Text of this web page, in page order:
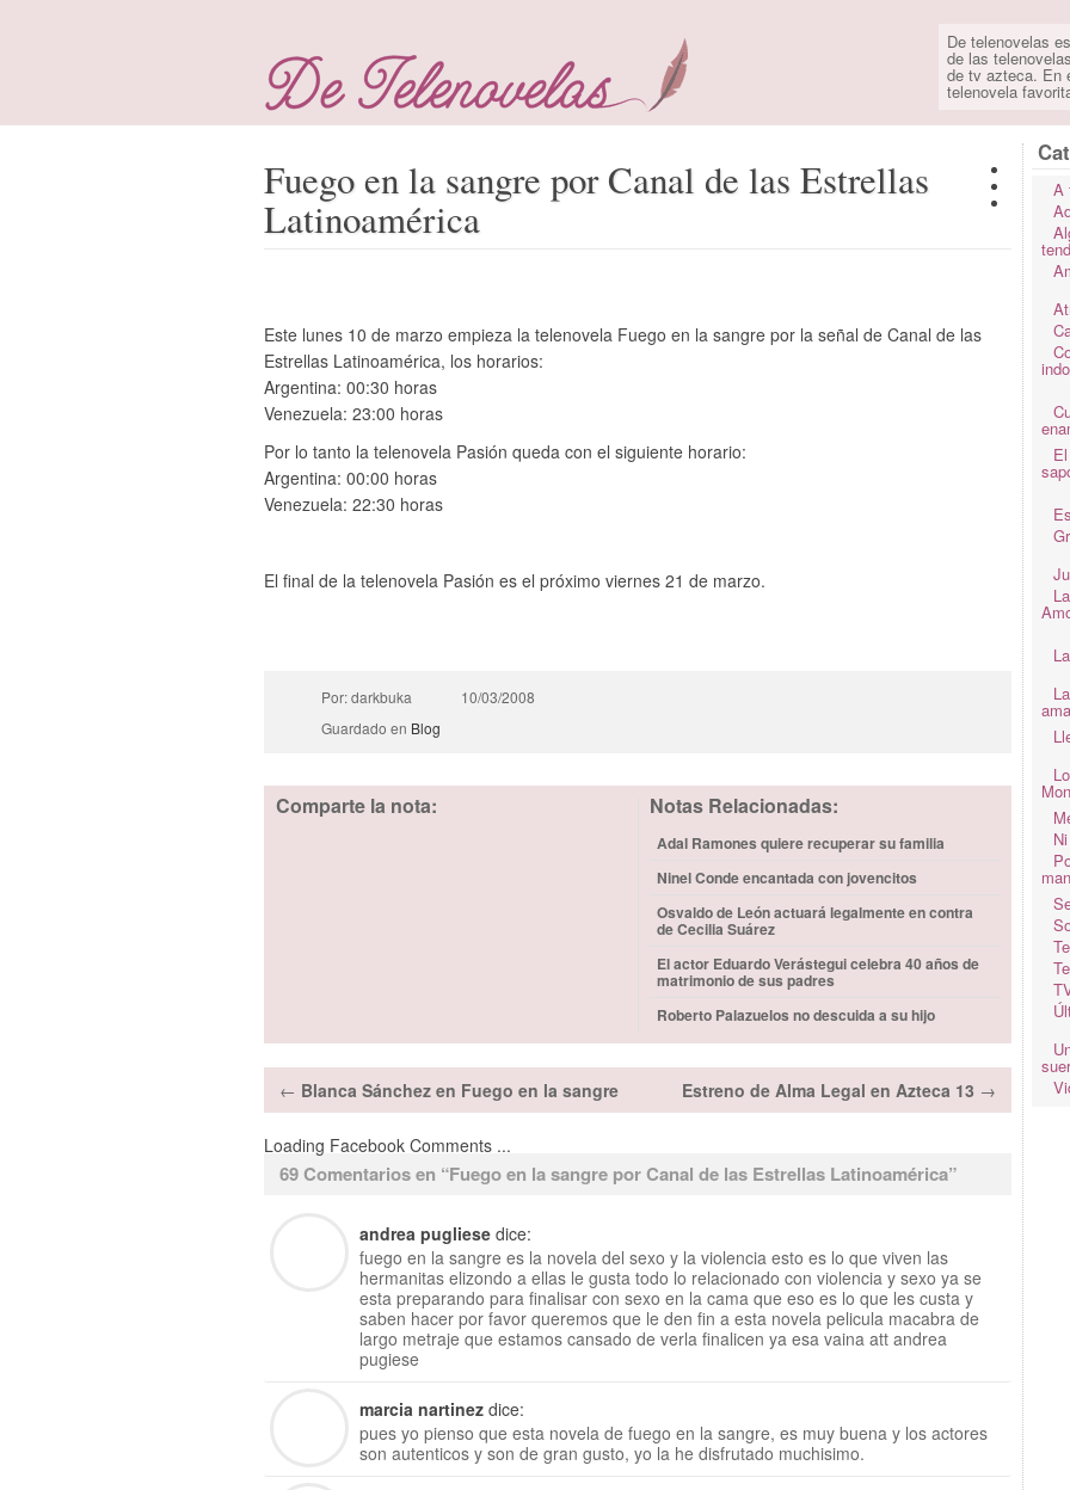
De telenovelas
de las
de tv azteca. En
telenovela
Fuego en la sangre por Canal de las Estrellas
Latinoamérica
Este lunes 10 de marzo empieza la telenovela Fuego en la sangre por la señal de Canal de las
Estrellas Latinoamérica, los horarios:
Argentina: 00:30 horas
Venezuela: 23:00 horas
Por lo tanto la telenovela Pasión queda con el siguiente horario:
Argentina: 00:00 horas
Venezuela: 22:30 horas
El final de la telenovela Pasión es el próximo viernes 21 de marzo.
Por: darkbuka
10/03/2008
Guardado en Blog
Comparte la nota: Notas Relacionadas:
Adal Ramones quiere recuperar su familia
Ninel Conde encantada con jovencitos
Osvaldo de León actuará legalmente en contra
de Cecilia Suárez
El actor Eduardo Verástegui celebra 40 años de
matrimonio de sus padres
Roberto Palazuelos no descuida a su hijo
← Blanca Sánchez en Fuego en la sangre Estreno de Alma Legal en Azteca 13 →
Loading Facebook Comments ...
69 Comentarios en “Fuego en la sangre por Canal de las Estrellas Latinoamérica”
andrea pugliese dice:
fuego en la sangre es la novela del sexo y la violencia esto es lo que viven las
hermanitas elizondo a ellas le gusta todo lo relacionado con violencia y sexo ya se
esta preparando para finalisar con sexo en la cama que eso es lo que les custa y
saben hacer por favor queremos que le den fin a esta novela pelicula macabra de
largo metraje que estamos cansado de verla finalicen ya esa vaina att andrea
pugiese
marcia nartinez dice:
pues yo pienso que esta novela de fuego en la sangre, es muy buena y los actores
son autenticos y son de gran gusto, yo la he disfrutado muchisimo.
A